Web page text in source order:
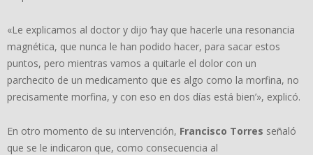
«Le explicamos al doctor y dijo ‘hay que hacerle una resonancia
magnética, que nunca le han podido hacer, para sacar estos
puntos, pero mientras vamos a quitarle el dolor con un
parchecito de un medicamento que es algo como la morfina, no
precisamente morfina, y con eso en dos días está bien’», explicó.
En otro momento de su intervención, Francisco Torres señaló
que se le indicaron que, como consecuencia al